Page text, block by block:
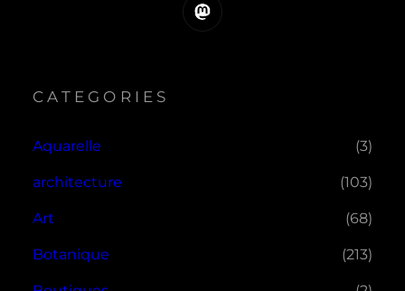
Mastodon
CATEGORIES
Aquarelle (3)
architecture (103)
Art (68)
Botanique (213)